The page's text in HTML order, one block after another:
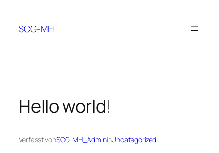
springen
SCG-MH
Hello world!
Verfasst vonSCG-MH_AdmininUncategorized